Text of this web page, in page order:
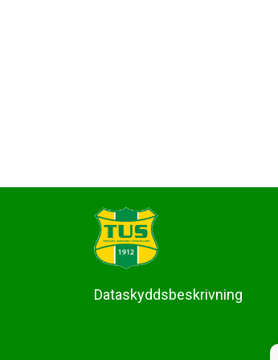
Dataskyddsbeskrivning